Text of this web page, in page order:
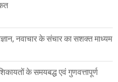
नवाचार के संचार का सशक्त माध्यम
के समयबद्ध एवं गुणवत्तापूर्ण